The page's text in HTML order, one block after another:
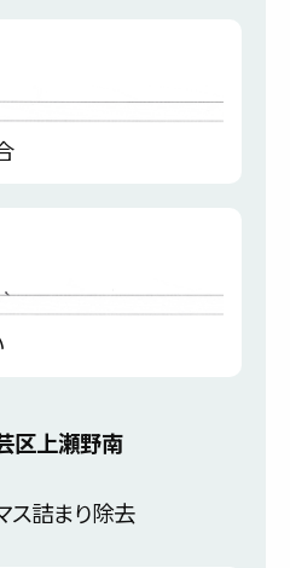
区上瀬野南
ス詰まり除去